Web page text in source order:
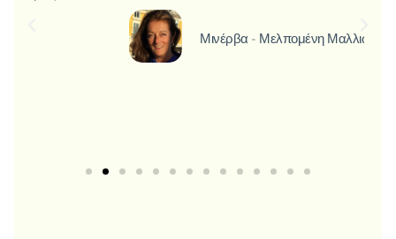
Μινέρβα - Μελπομένη Μαλλιώρη